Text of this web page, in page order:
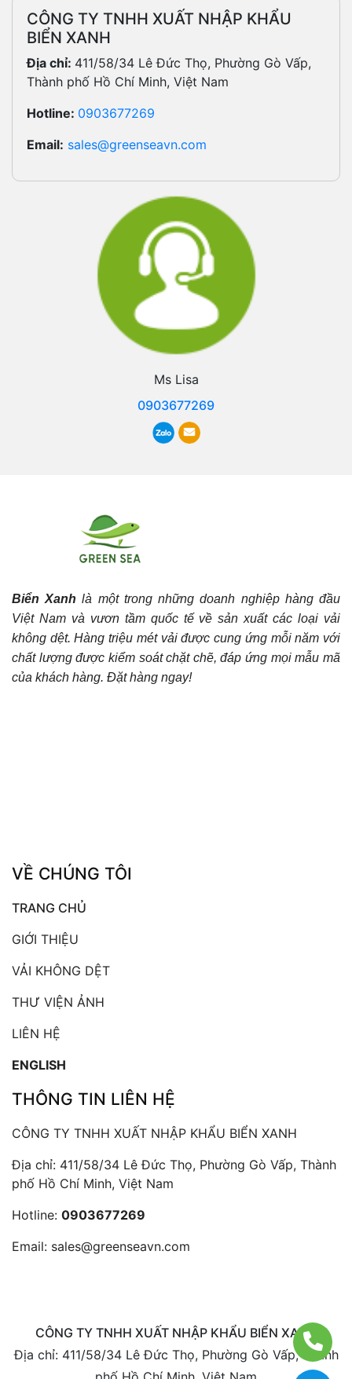
CÔNG TY TNHH XUẤT NHẬP KHẨU
BIỂN XANH
Địa chỉ: 411/58/34 Lê Đức Thọ, Phường Gò Vấp,
Thành phố Hồ Chí Minh, Việt Nam
Hotline: 0903677269
Email: sales@greenseavn.com
Ms Lisa
0903677269
Biển Xanhlà một trong những doanh nghiệp hàng đầu
Việt Nam và vươn tầm quốc tế về sản xuất các loại vải
không dệt. Hàng triệu mét vải được cung ứng mỗi năm với
chất lượng được kiểm soát chặt chẽ, đáp ứng mọi mẫu mã
của khách hàng. Đặt hàng ngay!
VỀ CHÚNG TÔI
TRANG CHỦ
GIỚI THIỆU
VẢI KHÔNG DỆT
THƯ VIỆN ẢNH
LIÊN HỆ
ENGLISH
THÔNG TIN LIÊN HỆ
CÔNG TY TNHH XUẤT NHẬP KHẨU BIỂN XANH
Địa chỉ: 411/58/34 Lê Đức Thọ, Phường Gò Vấp, Thành
phố Hồ Chí Minh, Việt Nam
Hotline: 0903677269
Email: sales@greenseavn.com
CÔNG TY TNHH XUẤT NHẬP KHẨU BIỂN XANH
Địa chỉ: 411/58/34 Lê Đức Thọ, Phường Gò Vấp, Thành